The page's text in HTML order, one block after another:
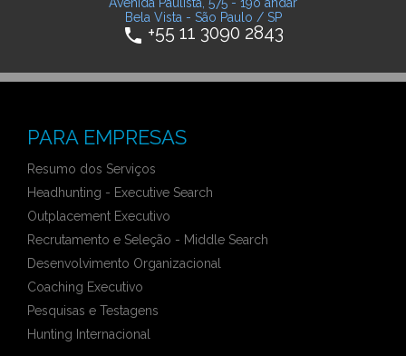
Bela Vista - São Paulo / SP
phone +55 11 3090 2843
PARA EMPRESAS
Resumo dos Serviços
Headhunting - Executive Search
Outplacement Executivo
Recrutamento e Seleção - Middle Search
Desenvolvimento Organizacional
Coaching Executivo
Pesquisas e Testagens
Hunting Internacional